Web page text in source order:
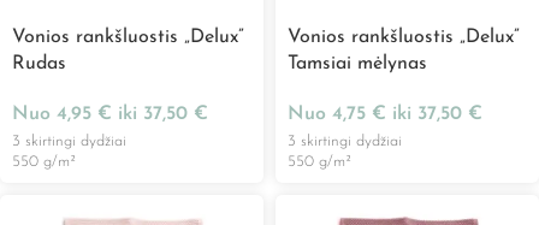
Vonios rankšluostis „Delux”
Rudas
Nuo 4,95 € iki 37,50 €
3 skirtingi dydžiai
550 g/m²
Vonios rankšluostis „Delux”
Tamsiai mėlynas
Nuo 4,75 € iki 37,50 €
3 skirtingi dydžiai
550 g/m²